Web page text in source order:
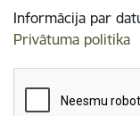
Informācija par
Privātuma politika